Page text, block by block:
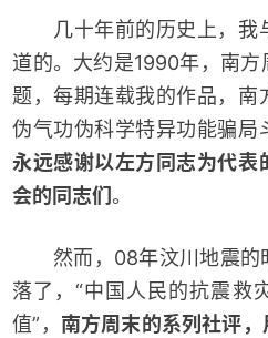
几十年前的历史上，我
道的。大约是1990年，南
题，每期连载我的作品，南
伪气功伪科学特异功能骗局
永远感谢以左方同志为代表
会的同志们。
然而，08年汶川地震的
落了，“中国人民的抗震救
值”， 南方周末的系列社评